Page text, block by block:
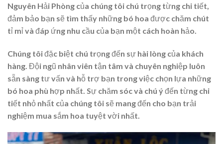
Nguyên Hải Phòng của chúng tôi chú trọng từng chi tiết,
đảm bảo bạn sẽ tìm thấy những bó hoa được chăm chút
tỉ mỉ và đáp ứng nhu cầu của bạn một cách hoàn hảo.
Chúng tôi đặc biệt chú trọng đến sự hài lòng của khách
hàng. Đội ngũ nhân viên tận tâm và chuyên nghiệp luôn
sẵn sàng tư vấn và hỗ trợ bạn trong việc chọn lựa những
bó hoa phù hợp nhất. Sự chăm sóc và chú ý đến từng chi
tiết nhỏ nhất của chúng tôi sẽ mang đến cho bạn trải
nghiệm mua sắm hoa tuyệt vời nhất.